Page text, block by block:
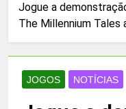
Jogue a
The Millennium Tales
JOGOS NOTÍCIAS